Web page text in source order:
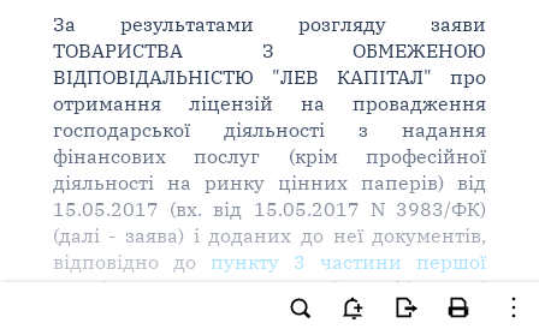
За результатами розгляду заяви
ТОВАРИСТВА З ОБМЕЖЕНОЮ
ВІДПОВІДАЛЬНІСТЮ "ЛЕВ КАПІТАЛ" про
отримання ліцензій на провадження
господарської діяльності з надання
фінансових послуг (крім професійної
діяльності на ринку цінних паперів) від
15.05.2017 (вх. від 15.05.2017 N 3983/ФК)
(далі - заява) і доданих до неї документів,
відповідно до пункту 3 частини першої
статті 28 Закону України "Про фінансові
послуги та державне регулювання ринків